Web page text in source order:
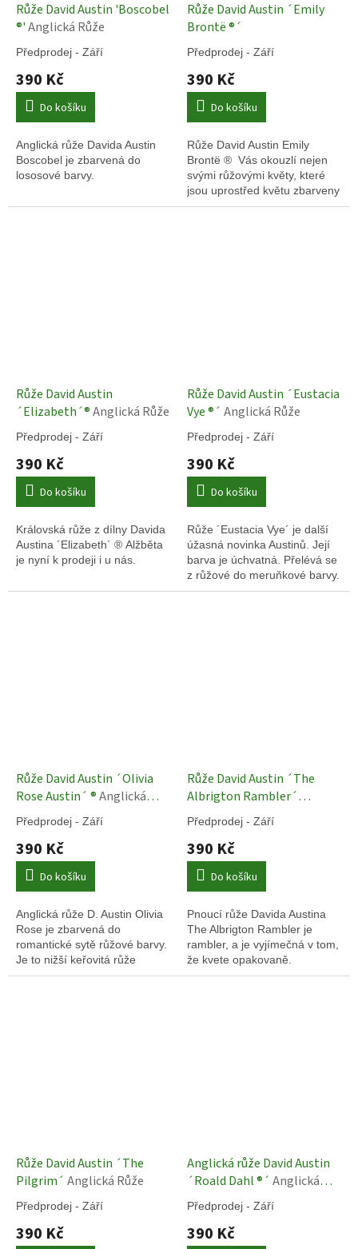
Růže David Austin 'Boscobel
®'Anglická Růže
Předprodej - Září
390 Kč
Do košíku
Anglická růže Davida Austin
Boscobel je zbarvená do
lososové barvy.
Růže David Austin ´Emily
Brontë ®´
Předprodej - Září
390 Kč
Do košíku
Růže David Austin Emily
Brontë ® Vás okouzlí nejen
svými růžovými květy, které
jsou uprostřed květu zbarveny
do meruňkové barvy, ale také
Růže David Austin
´Elizabeth´®Anglická Růže
Předprodej - Září
390 Kč
Do košíku
Královská růže z dílny Davida
Austina ´Elizabeth´ ® Alžběta
je nyní k prodeji i u nás.
Růže David Austin ´Eustacia
Vye ®´ Anglická Růže
Předprodej - Září
390 Kč
Do košíku
Růže ´Eustacia Vye´ je další
úžasná novinka Austinů. Její
barva je úchvatná. Přelévá se
z růžové do meruňkové barvy.
Růže David Austin ´Olivia
Rose Austin´ ®Anglická
růže
Předprodej - Září
390 Kč
Do košíku
Anglická růže D. Austin Olivia
Rose je zbarvená do
romantické sytě růžové barvy.
Je to nižší keřovitá růže
vhodná i do velkých květináčů.
Růže David Austin ´The
Albrigton Rambler´
Anglická Růže
Předprodej - Září
390 Kč
Do košíku
Pnoucí růže Davida Austina
The Albrigton Rambler je
rambler, a je vyjímečná v tom,
že kvete opakovaně.
Růže David Austin ´The
Pilgrim´ Anglická Růže
Předprodej - Září
390 Kč
Anglická růže David Austin
´Roald Dahl ®´ Anglická
Růže
Předprodej - Září
390 Kč